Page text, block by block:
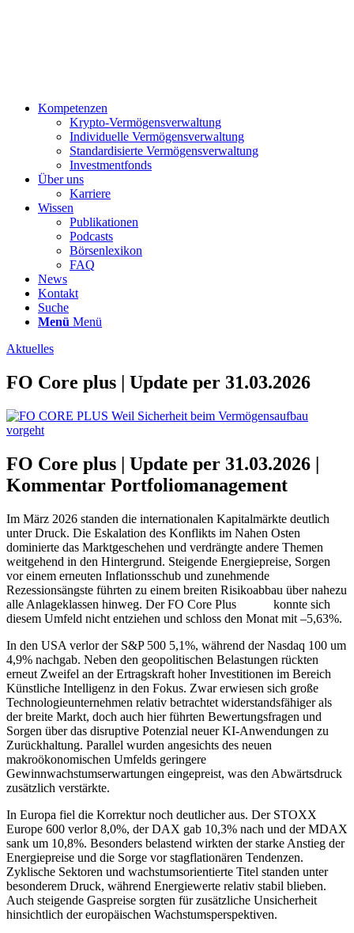
Kompetenzen
Krypto-Vermögensverwaltung
Individuelle Vermögensverwaltung
Standardisierte Vermögensverwaltung
Investmentfonds
Über uns
Karriere
Wissen
Publikationen
Podcasts
Börsenlexikon
FAQ
News
Kontakt
Suche
Menü Menü
Aktuelles
FO Core plus | Update per 31.03.2026
FO Core plus | Update per 31.03.2026 |
Kommentar Portfoliomanagement
Im März 2026 standen die internationalen Kapitalmärkte deutlich
unter Druck. Die Eskalation des Konflikts im Nahen Osten
dominierte das Marktgeschehen und verdrängte andere Themen
weitgehend in den Hintergrund. Steigende Energiepreise, Sorgen
vor einem erneuten Inflationsschub und zunehmende
Rezessionsängste führten zu einem breiten Risikoabbau über nahezu
alle Anlageklassen hinweg. Der FO Core Plus
konnte sich
diesem Umfeld nicht entziehen und schloss den Monat mit –5,63%.
In den USA verlor der S&P 500 5,1%, während der Nasdaq 100 um
4,9% nachgab. Neben den geopolitischen Belastungen rückten
erneut Zweifel an der Ertragskraft hoher Investitionen im Bereich
Künstliche Intelligenz in den Fokus. Zwar erwiesen sich große
Technologieunternehmen relativ betrachtet widerstandsfähiger als
der breite Markt, doch auch hier führten Bewertungsfragen und
Sorgen über das disruptive Potenzial neuer KI-Anwendungen zu
Zurückhaltung. Parallel wurden angesichts des neuen
makroökonomischen Umfelds geringere
Gewinnwachstumserwartungen eingepreist, was den Abwärtsdruck
zusätzlich verstärkte.
In Europa fiel die Korrektur noch deutlicher aus. Der STOXX
Europe 600 verlor 8,0%, der DAX gab 10,3% nach und der MDAX
sank um 10,8%. Besonders belastend wirkten der starke Anstieg der
Energiepreise und die Sorge vor stagflationären Tendenzen.
Zyklische Sektoren und wachstumsorientierte Titel standen unter
besonderem Druck, während Energiewerte relativ stabil blieben.
Auch steigende Gaspreise sorgten für zusätzliche Unsicherheit
hinsichtlich der europäischen Wachstumsperspektiven.